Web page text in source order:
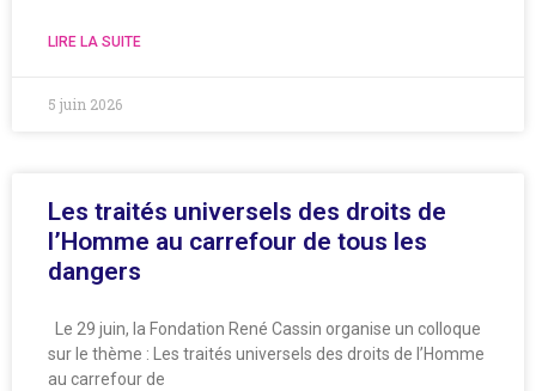
LIRE LA SUITE
5 juin 2026
Les traités universels des droits de
l’Homme au carrefour de tous les
dangers
Le 29 juin, la Fondation René Cassin organise un colloque
sur le thème : Les traités universels des droits de l’Homme
au carrefour de